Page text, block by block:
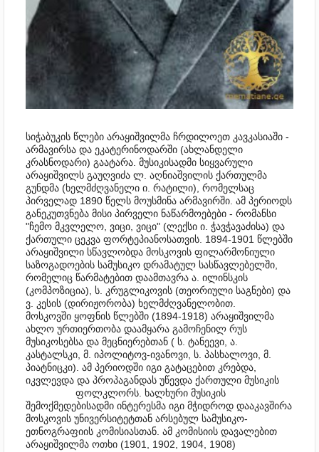
სიჭაბუკის წლები არაყიშვილმა ჩრდილოეთ კავკასიაში -
არმავირსა და ეკატერინოდარში (ახლანდელი
კრასნოდარი) გაატარა. მუსიკისადმი სიყვარული
არაყიშვილს გაუღვიძა ლ. აღნიაშვილის ქართულმა
გუნდმა (ხელმძღვანელი ი. რატილი), რომელსაც
პირველად 1890 წელს მოუსმინა არმავირში. ამ პერიოდს
განეკუთვნება მისი პირველი ნაწარმოებები - რომანსი
"ჩემო მკვლელო, ვიცი, ვიცი" (ლექსი ი. ჭავჭავაძისა) და
ქართული ცეკვა ფორტეპიანოსათვის. 1894-1901 წლებში
არაყიშვილი სწავლობდა მოსკოვის ფილარმონიული
საზოგადოების სამუსიკო დრამატულ სასწავლებელში,
რომელიც წარმატებით დაამთავრა ა. ილინსკის
(კომპოზიცია), ს. კრუგლიკოვის (თეორიული საგნები) და
ვ. კესის (დირიჟორობა) ხელმძღვანელობით.
მოსკოვში ყოფნის წლებში (1894-1918) არაყიშვილმა
ახლო ურთიერთობა დაამყარა გამოჩენილ რუს
მუსიკოსებსა და მეცნიერებთან ( ს. ტანეევი, ა.
კასტალსკი, მ. იპოლიტოვ-ივანოვი, ს. პასხალოვი, მ.
პიატნიცკი). ამ პერიოდში იგი გატაცებით კრებდა,
იკვლევდა და პროპაგანდას უწევდა ქართული მუსიკის
ფოლკლორს. ხალხური მუსიკის
შემოქმედებისადმი ინტერესმა იგი მჭიდროდ დააკავშირა
მოსკოვის უნივერსიტეტთან არსებულ სამუსიკო-
ეთნოგრაფიის კომისიასთან. ამ კომისიის დავალებით
არაყიშვილმა ოთხი (1901, 1902, 1904, 1908)